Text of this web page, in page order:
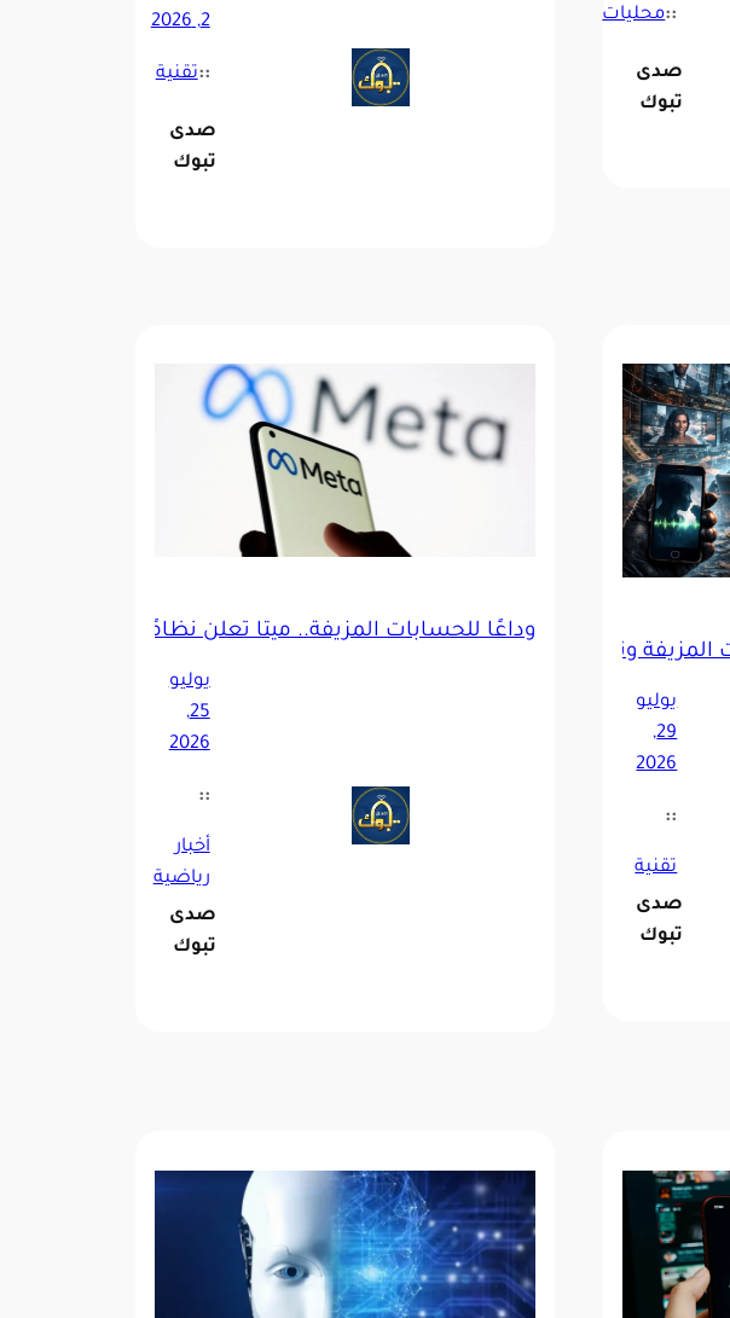
::محليات
صدى
تبوك
2, 2026
::تقنية
صدى
تبوك
وتحدد الذكاء الاصطناعي الذي أنشأها
يوليو
29,
2026
::
تقنية
صدى
تبوك
وداعًا للحسابات المزيفة.. ميتا تعلن نظامًا جديدًا
يوليو
25,
2026
::
أخبار
رياضية
صدى
تبوك